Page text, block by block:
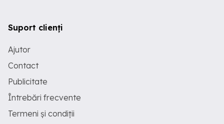
Suport clienți
Ajutor
Contact
Publicitate
Întrebări frecvente
Termeni și condiții